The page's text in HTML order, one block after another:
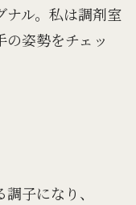
ナル。私は調剤室
姿勢をチェッ
子になり、